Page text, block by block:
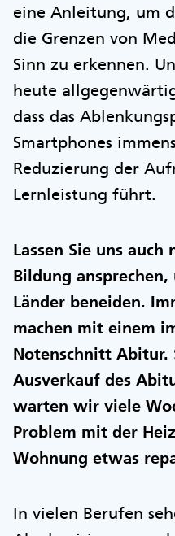
eine Anleitung, um
die Grenzen von
Sinn zu erkennen.
heute
dass das
Smartphones
Reduzierung der
Lernleistung führt.
Lassen Sie uns
Bildung
Länder beneiden.
machen mit einem
Notenschnitt Abitur.
Ausverkauf des
warten wir viele
Problem mit der
Wohnung etwas
In vielen Berufen